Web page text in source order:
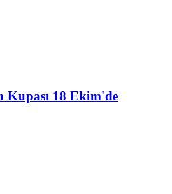
Kupası 18 Ekim'de